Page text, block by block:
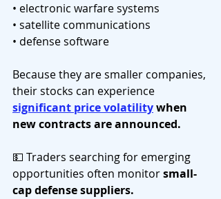
• electronic warfare systems
• satellite communications
• defense software
Because they are smaller companies,
their stocks can experience
significant price volatility when
new contracts are announced.
💵 Traders searching for emerging
opportunities often monitor small-
cap defense suppliers.